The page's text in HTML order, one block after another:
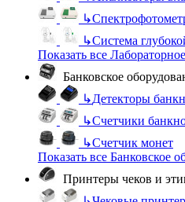
↳
↳Система
Показать все
Банковское
↳Детекторы
↳Счетчики
↳Счетчик монет
Показать все Банковское
Принтеры чеков и